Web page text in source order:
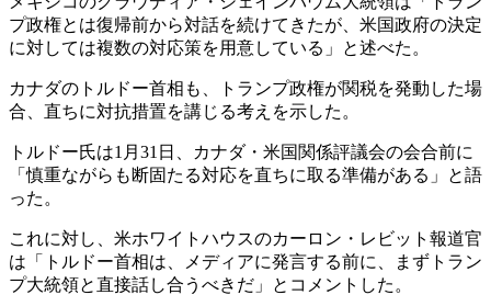
プ政権とは復帰前から対話を続けてきたが、米国政府の決定
に対しては複数の対応策を用意している」と述べた。
カナダのトルドー首相も、トランプ政権が関税を発動した場
合、直ちに対抗措置を講じる考えを示した。
トルドー氏は1月31日、カナダ・米国関係評議会の会合前に
「慎重ながらも断固たる対応を直ちに取る準備がある」と語
った。
これに対し、米ホワイトハウスのカーロン・レビット報道官
は「トルドー首相は、メディアに発言する前に、まずトラン
プ大統領と直接話し合うべきだ」とコメントした。